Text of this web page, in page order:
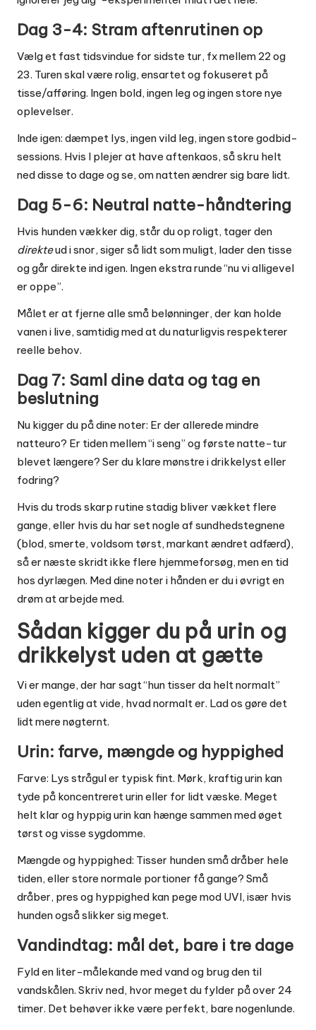
Dag 3-4: Stram aftenrutinen op
Vælg et fast tidsvindue for sidste tur, fx mellem 22 og
23. Turen skal være rolig, ensartet og fokuseret på
tisse/afføring. Ingen bold, ingen leg og ingen store nye
oplevelser.
Inde igen: dæmpet lys, ingen vild leg, ingen store godbid-
sessions. Hvis I plejer at have aftenkaos, så skru helt
ned disse to dage og se, om natten ændrer sig bare lidt.
Dag 5-6: Neutral natte-håndtering
Hvis hunden vækker dig, står du op roligt, tager den
direkteud i snor, siger så lidt som muligt, lader den tisse
og går direkte ind igen. Ingen ekstra runde “nu vi alligevel
er oppe”.
Målet er at fjerne alle små belønninger, der kan holde
vanen i live, samtidig med at du naturligvis respekterer
reelle behov.
Dag 7: Saml dine data og tag en
beslutning
Nu kigger du på dine noter: Er der allerede mindre
natteuro? Er tiden mellem “i seng” og første natte-tur
blevet længere? Ser du klare mønstre i drikkelyst eller
fodring?
Hvis du trods skarp rutine stadig bliver vækket flere
gange, eller hvis du har set nogle af sundhedstegnene
(blod, smerte, voldsom tørst, markant ændret adfærd),
så er næste skridt ikke flere hjemmeforsøg, men en tid
hos dyrlægen. Med dine noter i hånden er du i øvrigt en
drøm at arbejde med.
Sådan kigger du på urin og
drikkelyst uden at gætte
Vi er mange, der har sagt “hun tisser da helt normalt”
uden egentlig at vide, hvad normalt er. Lad os gøre det
lidt mere nøgternt.
Urin: farve, mængde og hyppighed
Farve: Lys strågul er typisk fint. Mørk, kraftig urin kan
tyde på koncentreret urin eller for lidt væske. Meget
helt klar og hyppig urin kan hænge sammen med øget
tørst og visse sygdomme.
Mængde og hyppighed: Tisser hunden små dråber hele
tiden, eller store normale portioner få gange? Små
dråber, pres og hyppighed kan pege mod UVI, især hvis
hunden også slikker sig meget.
Vandindtag: mål det, bare i tre dage
Fyld en liter-målekande med vand og brug den til
vandskålen. Skriv ned, hvor meget du fylder på over 24
timer. Det behøver ikke være perfekt, bare nogenlunde.